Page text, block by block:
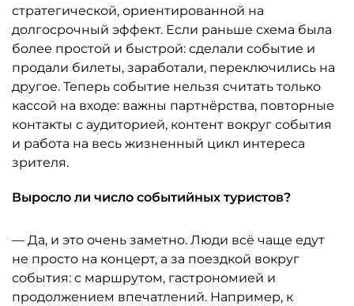
стратегической, ориентированной на
долгосрочный эффект. Если раньше схема была
более простой и быстрой: сделали событие и
продали билеты, заработали, переключились на
другое. Теперь событие нельзя считать только
кассой на входе: важны партнёрства, повторные
контакты с аудиторией, контент вокруг события
и работа на весь жизненный цикл интереса
зрителя.
Выросло ли число событийных туристов?
— Да, и это очень заметно. Люди всё чаще едут
не просто на концерт, а за поездкой вокруг
события: с маршрутом, гастрономией и
продолжением впечатлений. Например, к